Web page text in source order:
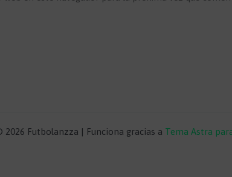
2026 Futbolanzza | Funciona gracias a Tema Astra